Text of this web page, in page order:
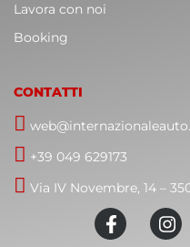
Lavora con noi
Booking
CONTATTI
+39 049 629173
Via IV Novembre, 14 –